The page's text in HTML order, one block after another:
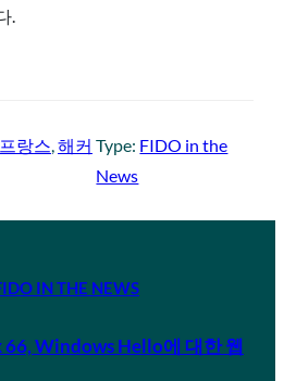
.
프랑스 해커 Type: FIDO in the
News
IN THE NEWS
Windows Hello에 대한 웹